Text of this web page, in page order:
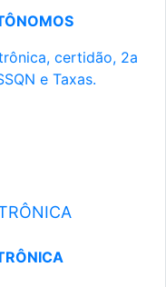
certidão, 2a
e Taxas.